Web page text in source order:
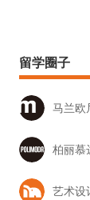
留学圈子
马兰欧
柏丽慕
艺术设